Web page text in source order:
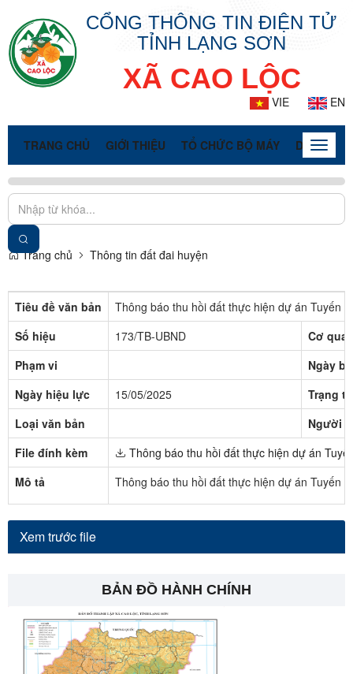
CỔNG THÔNG TIN ĐIỆN TỬ
TỈNH LẠNG SƠN
XÃ CAO LỘC
VIE EN
TRANG CHỦ GIỚI THIỆU TỔ CHỨC BỘ MÁY DOANH
Toggle
Trang chủ Thông tin đất đai huyện
Tiêu đề văn bản
Thông báo thu hồi đất thực hiện dự án Tuyến
Số hiệu
173/TB-UBND
Cơ
Phạm vi
Ngày
Ngày hiệu lực
15/05/2025
Trạng
Loại văn bản
Người
File đính kèm
Thông báo thu hồi đất thực hiện dự án
Mô tả
Thông báo thu hồi đất thực hiện dự án Tuyến
Xem trước file
BẢN ĐỒ HÀNH CHÍNH